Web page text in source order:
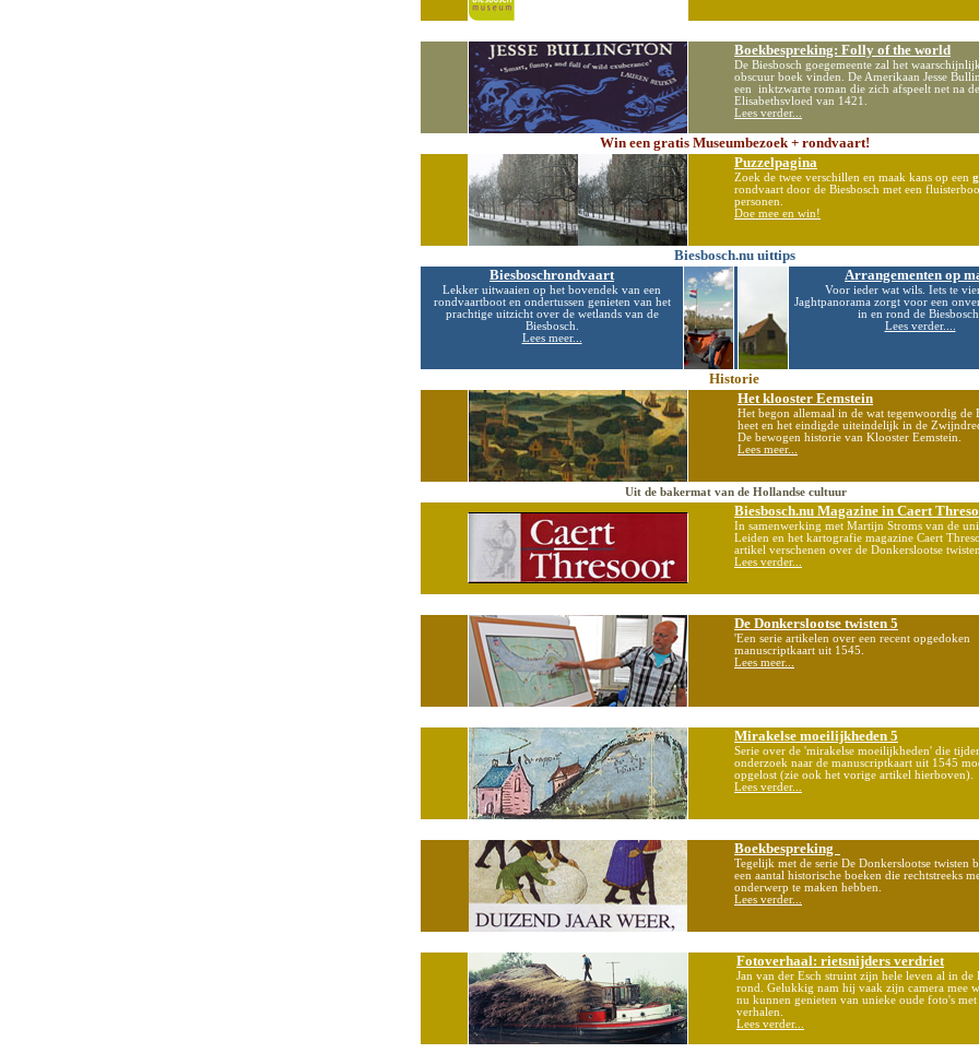
Boekbespreking: Folly of the world
De Biesbosch goegemeente zal het
obscuur boek vinden. De Amerikaan Jesse
een inktzwarte roman die zich afspeelt net na de
Elisabethsvloed van 1421.
Lees verder...
Win een gratis Museumbezoek + rondvaart!
Puzzelpagina
Zoek de twee verschillen en maak kans op een
rondvaart door de Biesbosch met een
personen.
Doe mee en win!
Biesbosch.nu uittips
Biesboschrondvaart
Lekker uitwaaien op het bovendek van een
rondvaartboot en ondertussen genieten van het
prachtige uitzicht over de wetlands van de
Biesbosch.
Lees meer...
Arrangementen op
Voor ieder wat wils. Iets te
Jaghtpanorama zorgt voor een
in en rond de Biesbosch.
Lees verder....
Historie
Het klooster Eemstein
Het begon allemaal in de wat tegenwoordig de
heet en het eindigde uiteindelijk in de
De bewogen historie van Klooster Eemstein.
Lees meer...
Uit de bakermat van de Hollandse cultuur
Biesbosch.nu Magazine in Caert
In samenwerking met Martijn Stroms van de
Leiden en het kartografie magazine Caert
artikel verschenen over de Donkerslootse twisten.
Lees verder...
De Donkerslootse twisten 5
'Een serie artikelen over een recent opgedoken
manuscriptkaart uit 1545.
Lees meer...
Mirakelse moeilijkheden 5
Serie over de 'mirakelse moeilijkheden' die
onderzoek naar de manuscriptkaart uit 1545
opgelost (zie ook het vorige artikel hierboven).
Lees verder...
Boekbespreking
Tegelijk met de serie De Donkerslootse twisten
een aantal historische boeken die rechtstreeks
onderwerp te maken hebben.
Lees verder...
Fotoverhaal: rietsnijders verdriet
Jan van der Esch struint zijn hele leven al in de
rond. Gelukkig nam hij vaak zijn camera mee
nu kunnen genieten van unieke oude foto's
verhalen.
Lees verder...